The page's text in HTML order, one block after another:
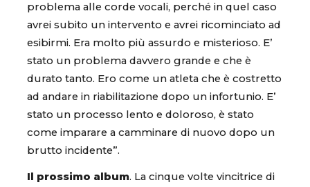
problema alle corde vocali, perché in quel caso
avrei subito un intervento e avrei ricominciato ad
esibirmi. Era molto più assurdo e misterioso. E’
stato un problema davvero grande e che è
durato tanto. Ero come un atleta che è costretto
ad andare in riabilitazione dopo un infortunio. E’
stato un processo lento e doloroso, è stato
come imparare a camminare di nuovo dopo un
brutto incidente”.
Il prossimo album. La cinque volte vincitrice di